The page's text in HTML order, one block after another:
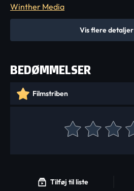
Winther Media
Vis flere detaljer
BEDØMMELSER
Filmstriben
Tilføj til liste